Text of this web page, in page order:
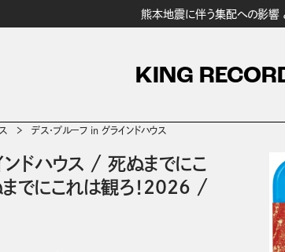
熊本地震に伴う集配への影響
KING
デス・プルーフ in グラインドハウス
ドハウス / 死ぬまでにこ
でにこれは観ろ！2026 /